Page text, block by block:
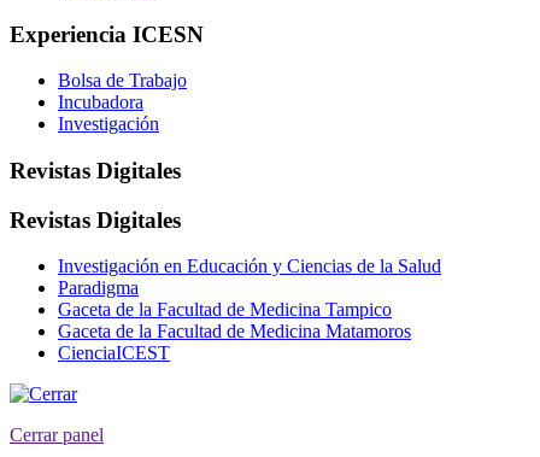
Experiencia ICESN
Bolsa de Trabajo
Incubadora
Investigación
Revistas Digitales
Revistas Digitales
Investigación en Educación y Ciencias de la Salud
Paradigma
Gaceta de la Facultad de Medicina Tampico
Gaceta de la Facultad de Medicina Matamoros
CienciaICEST
Cerrar panel